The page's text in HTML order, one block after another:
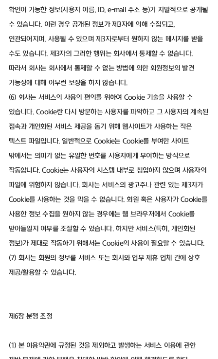
확인이 가능한 정보(사용자 이름, ID, e-mail 주소 등)가 자발적으로 공개될
수 있습니다. 이런 경우 공개된 정보가 제3자에 의해 수집되고,
연관되어지며, 사용될 수 있으며 제3자로부터 원하지 않는 메시지를 받을
수도 있습니다. 제3자의 그러한 행위는 회사에서 통제할 수 없습니다.
따라서 회사는 회사에서 통제할 수 없는 방법에 의한 회원정보의 발견
가능성에 대해 아무런 보장을 하지 않습니다.
(6) 회사는 서비스의 사용의 편의를 위하여 Cookie 기술을 사용할 수
있습니다. Cookie란 다시 방문하는 사용자를 파악하고 그 사용자의 계속된
접속과 개인화된 서비스 제공을 돕기 위해 웹사이트가 사용하는 작은
텍스트 파일입니다. 일반적으로 Cookie는 Cookie를 부여한 사이트
밖에서는 의미가 없는 유일한 번호를 사용자에게 부여하는 방식으로
작동합니다. Cookie는 사용자의 시스템 내부로 침입하지 않으며 사용자의
파일에 위험하지 않습니다. 회사는 서비스의 광고주나 관련 있는 제3자가
Cookie를 사용하는 것을 막을 수 없습니다. 회원 혹은 사용자가 Cookie를
사용한 정보 수집을 원하지 않는 경우에는 웹 브라우저에서 Cookie를
받아들일지 여부를 조절할 수 있습니다. 하지만 서비스(특히, 개인화된
정보)가 제대로 작동하기 위해서는 Cookie의 사용이 필요할 수 있습니다.
(7) 회사는 회원의 정보를 서비스 또는 회사와 업무 제휴 업체 간에 상호
제공/활용할 수 있습니다.
제6장 분쟁 조정
(1) 본 이용약관에 규정된 것을 제외하고 발생하는 서비스 이용에 관한